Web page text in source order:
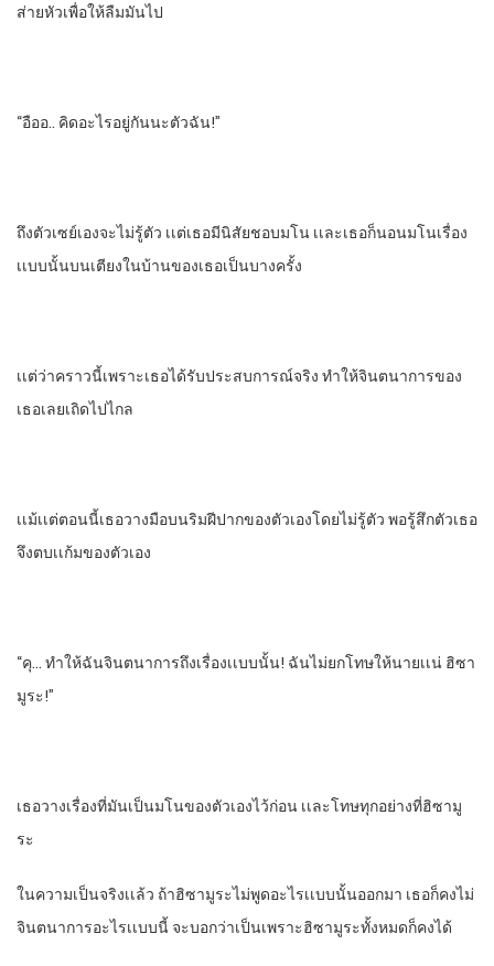
ส่ายหัวเพื่อให้ลืมมันไป
“อืออ.. คิดอะไรอยู่กันนะ​ตัวฉัน!”
ถึงตัวเซย์เองจะไม่รู้ตัว​ เเต่เธอมีนิสัยชอบมโน​ เเละเธอก็นอนมโนเรื่อง
เเบบนั้นบนเตียงในบ้านของเธอเป็นบางครั้ง
เเต่ว่าคราวนี้เพราะเธอได้รับประสบการณ์​จริง​ ทําให้จินตนาการของ
เธอเลยเถิดไปไกล
เเม้เเต่ตอนนี้​เธอวางมือบนริมฝีปากของตัวเองโดยไม่รู้ตัว พอรู้สึกตัวเธอ
จึงตบเเก้มของตัวเอง
“คุ… ทําให้ฉันจินตนาการถึงเรื่องเเบบนั้น!​ ฉันไม่ยกโทษให้นายเเน่​ ฮิซา
มูระ!”
เธอวางเรื่องที่มันเป็นมโนของตัวเองไว้ก่อน​ เเละโทษทุกอย่างที่ฮิซามู
ระ
ในความเป็นจริง​เเล้ว​ ถ้าฮิซามูระไม่พูดอะไรเเบบนั้นออกมา​ เธอก็คงไม่
จินตนาการอะไรเเบบนี้​ จะบอกว่าเป็นเพราะฮิซามูระทั้งหมดก็คงได้